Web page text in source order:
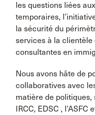
les questions liées
temporaires,
la sécurité du
services à la
consultantes en
Nous avons hâte de
collaboratives avec
matière de
IRCC, EDSC ,